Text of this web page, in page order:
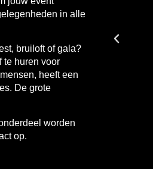
in alle
bruiloft of gala?
te huren voor
heeft een
De grote
worden
op.